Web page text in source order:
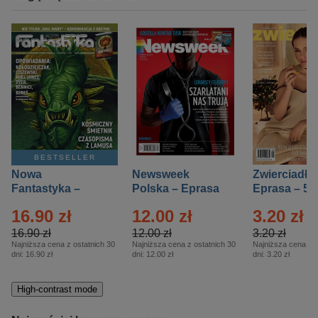
BESTSELLER
Nowa
Fantastyka –
16.90 zł
16.90 zł
Najniższa cena z ostatnich 30
dni: 16.90 zł
Newsweek
Polska – Eprasa
12.00 zł
12.00 zł
Najniższa cena z ostatnich 30
dni: 12.00 zł
Zwierciadło
Eprasa – 5/
3.20 zł
3.20 zł
Najniższa cena z
dni: 3.20 zł
High-contrast mode